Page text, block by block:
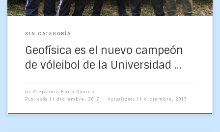
SIN CATEGORÍA
Geofísica es el nuevo campeón
de vóleibol de la Universidad …
por Alejandro Baño Oyarce
Publicada 11 diciembre, 2017 Actualizado 11 diciembre, 2017